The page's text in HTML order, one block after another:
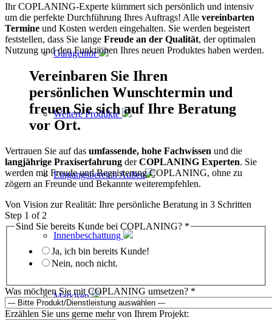
Garagentor
Weitere Produkte
Eingangsbereich Außen
Innenbeschattung
Markisen
Ihr COPLANING-Experte kümmert sich persönlich und intensiv
um die perfekte Durchführung Ihres Auftrags! Alle vereinbarten
Termine und Kosten werden eingehalten. Sie werden begeistert
feststellen, dass Sie lange Freude an der Qualität, der optimalen
Nutzung und den Funktionen Ihres neuen Produktes haben werden.
Vereinbaren Sie Ihren
persönlichen Wunschtermin und
freuen Sie sich auf Ihre Beratung
vor Ort.
Vertrauen Sie auf das umfassende, hohe Fachwissen und die
langjährige Praxiserfahrung derCOPLANING Experten. Sie
werden mit Freude und Begeisterung COPLANING, ohne zu
zögern an Freunde und Bekannte weiterempfehlen.
Von Vision zur Realität: Ihre persönliche Beratung in 3 Schritten
Step 1 of 2
Sind Sie bereits Kunde bei COPLANING? *
Ja, ich bin bereits Kunde!
Nein, noch nicht.
Was möchten Sie mit COPLANING umsetzen? *
Erzählen Sie uns gerne mehr von Ihrem Projekt: